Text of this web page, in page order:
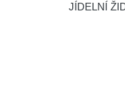
JÍDELNÍ